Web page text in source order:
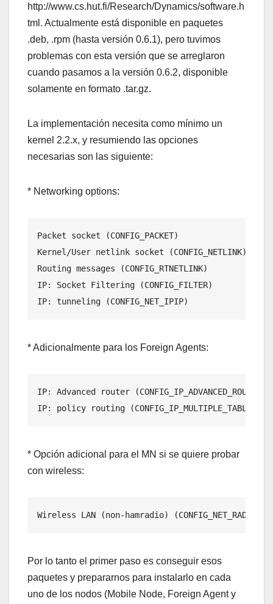
http://www.cs.hut.fi/Research/Dynamics/software.h
tml. Actualmente está disponible en paquetes
.deb, .rpm (hasta versión 0.6.1), pero tuvimos
problemas con esta versión que se arreglaron
cuando pasamos a la versión 0.6.2, disponible
solamente en formato .tar.gz.
La implementación necesita como mí­nimo un
kernel 2.2.x, y resumiendo las opciones
necesarias son las siguiente:
* Networking options:
Packet socket (CONFIG_PACKET)
Kernel/User netlink socket (CONFIG_NETLINK)
Routing messages (CONFIG_RTNETLINK)
IP: Socket Filtering (CONFIG_FILTER)
IP: tunneling (CONFIG_NET_IPIP)
* Adicionalmente para los Foreign Agents:
IP: Advanced router (CONFIG_IP_ADVANCED_ROUTER)
IP: policy routing (CONFIG_IP_MULTIPLE_TABLES)
* Opción adicional para el MN si se quiere probar
con wireless:
Wireless LAN (non-hamradio) (CONFIG_NET_RADIO)
Por lo tanto el primer paso es conseguir esos
paquetes y prepararnos para instalarlo en cada
uno de los nodos (Mobile Node, Foreign Agent y